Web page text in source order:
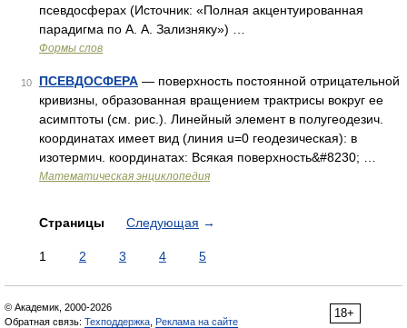
псевдосферах (Источник: «Полная акцентуированная
парадигма по А. А. Зализняку») …
Формы слов
10 ПСЕВДОСФЕРА — поверхность постоянной отрицательной
кривизны, образованная вращением трактрисы вокруг ее
асимптоты (см. рис.). Линейный элемент в полугеодезич.
координатах имеет вид (линия u=0 геодезическая): в
изотермич. координатах: Всякая поверхность&#8230; …
Математическая энциклопедия
Страницы Следующая →
1 2 3 4 5
18+
© Академик, 2000-2026
Обратная связь: Техподдержка Реклама на сайте